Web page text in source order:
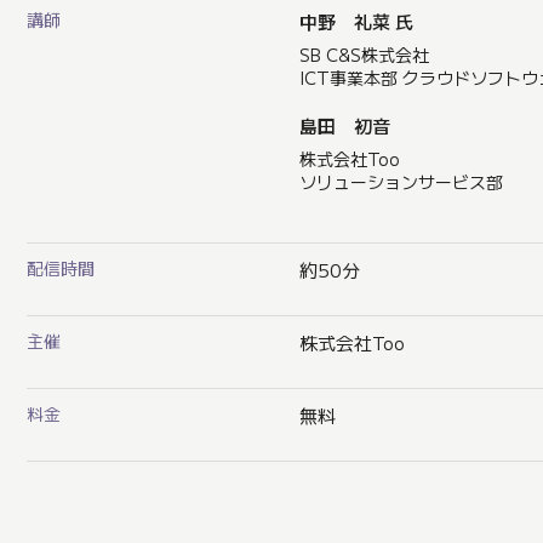
講師 中野 礼菜 氏
SB C&S株式会社
ICT事業本部 クラウドソフト
島田 初音
株式会社Too
ソリューションサービス部
配信時間 約50分
主催 株式会社Too
料金 無料